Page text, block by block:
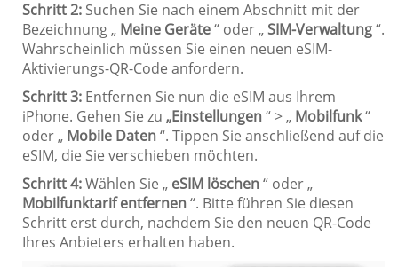
Schritt 2: Suchen Sie nach einem Abschnitt mit der
Bezeichnung „ Meine Geräte“ oder „SIM-Verwaltung“.
Wahrscheinlich müssen Sie einen neuen eSIM-
Aktivierungs-QR-Code anfordern.
Schritt 3: Entfernen Sie nun die eSIM aus Ihrem
iPhone. Gehen Sie zu „Einstellungen“ > „ Mobilfunk“
oder „ Mobile Daten“. Tippen Sie anschließend auf die
eSIM, die Sie verschieben möchten.
Schritt 4:Wählen Sie „ eSIM löschen“ oder „
Mobilfunktarif entfernen“. Bitte führen Sie diesen
Schritt erst durch, nachdem Sie den neuen QR-Code
Ihres Anbieters erhalten haben.